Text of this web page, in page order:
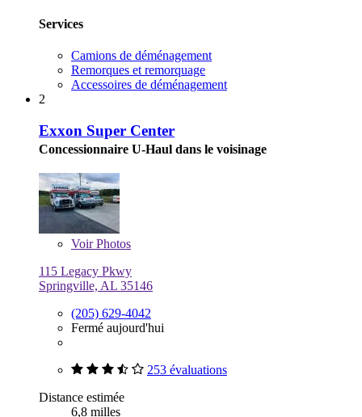
Services
Camions de déménagement
Remorques et remorquage
Accessoires de déménagement
2
Exxon Super Center
Concessionnaire U-Haul dans le voisinage
VoirPhotos
115 Legacy Pkwy
Springville, AL 35146
(205) 629-4042
Fermé aujourd'hui
253 évaluations
Distance estimée
6,8 milles